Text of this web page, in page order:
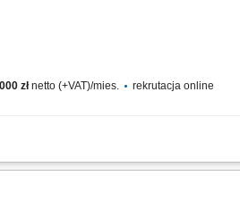
złnetto (+VAT)/mies. rekrutacja online
za budżet, jakość oraz terminową realizację